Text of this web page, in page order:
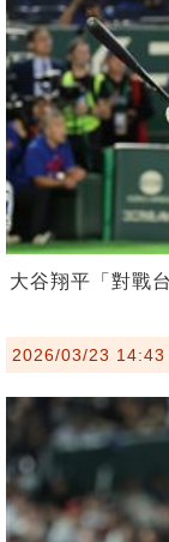
大谷翔平「對戰
2026/03/23 14:43